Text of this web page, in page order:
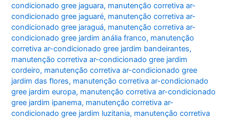
condicionado gree jaguara, manutenção corretiva ar-
condicionado gree jaguaré, manutenção corretiva ar-
condicionado gree jaraguá, manutenção corretiva ar-
condicionado gree jardim anália franco, manutenção
corretiva ar-condicionado gree jardim bandeirantes,
manutenção corretiva ar-condicionado gree jardim
cordeiro, manutenção corretiva ar-condicionado gree
jardim das flores, manutenção corretiva ar-condicionado
gree jardim europa, manutenção corretiva ar-condicionado
gree jardim ipanema, manutenção corretiva ar-
condicionado gree jardim luzitania, manutenção corretiva